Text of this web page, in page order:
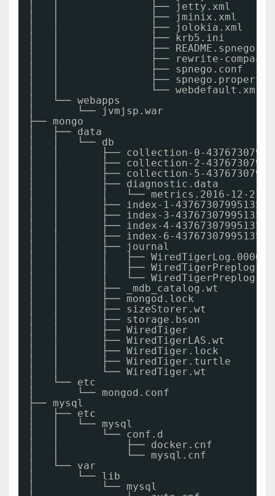
│   │               ├── jetty.xml
│   │               ├── jminix.xml
│   │               ├── jolokia.xml
│   │               ├── krb5.ini
│   │               ├── README.spnego
│   │               ├── rewrite-
│   │               ├── spnego.conf
│   │               ├──
│   │               └── webdefault.xml
│   └── webapps
│       └── jvmjsp.war
├── mongo
│   ├── data
│   │   └── db
│   │       ├── collection-0-
│   │       ├── collection-2-
│   │       ├── collection-5-
│   │       ├── diagnostic.data
│   │       │   └── metrics.2016-12-
│   │       ├── index-1-
│   │       ├── index-3-
│   │       ├── index-4-
│   │       ├── index-6-
│   │       ├── journal
│   │       │   ├──
│   │       │   ├──
│   │       │   └──
│   │       ├── _mdb_catalog.wt
│   │       ├── mongod.lock
│   │       ├── sizeStorer.wt
│   │       ├── storage.bson
│   │       ├── WiredTiger
│   │       ├── WiredTigerLAS.wt
│   │       ├── WiredTiger.lock
│   │       ├── WiredTiger.turtle
│   │       └── WiredTiger.wt
│   └── etc
│       └── mongod.conf
├── mysql
│   ├── etc
│   │   └── mysql
│   │       └── conf.d
│   │           ├── docker.cnf
│   │           └── mysql.cnf
│   └── var
│       └── lib
│           └── mysql